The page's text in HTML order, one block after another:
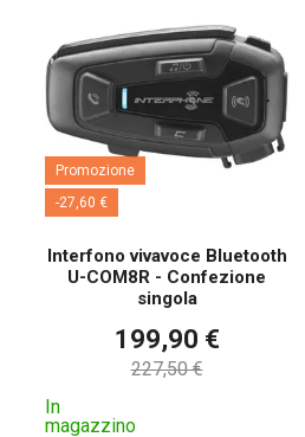
Promozione
-27,60 €
Interfono vivavoce Bluetooth
U-COM8R - Confezione
singola
199,90 €
227,50 €
In
magazzino